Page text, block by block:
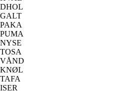
DHOL
GALT
PAKA
PUMA
NYSE
TOSA
VÅND
KNØL
TAFA
ISER